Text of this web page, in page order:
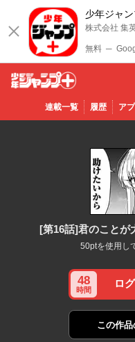
少年ジャン
株式会社 集
無料 ─
少年ジ
ャンプ
連載一覧 履歴 ア
[第16話]君のことが
50ptを使用し
48
時間
ロ
この作品